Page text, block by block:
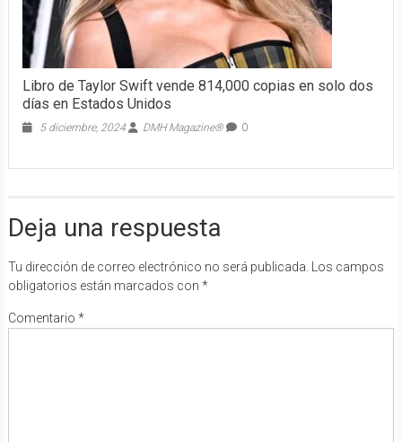
Libro de Taylor Swift vende 814,000 copias en solo dos
días en Estados Unidos
5 diciembre, 2024 DMH Magazine® 0
Deja una respuesta
Tu dirección de correo electrónico no será publicada.
Los campos
obligatorios están marcados con *
Comentario *